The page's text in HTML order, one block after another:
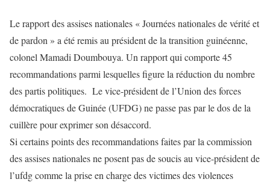
Le rapport des assises nationales « Journées nationales de vérité et
de pardon » a été remis au président de la transition guinéenne,
colonel Mamadi Doumbouya. Un rapport qui comporte 45
recommandations parmi lesquelles figure la réduction du nombre
des partis politiques. Le vice-président de l’Union des forces
démocratiques de Guinée (UFDG) ne passe pas par le dos de la
cuillère pour exprimer son désaccord.
Si certains points des recommandations faites par la commission
des assises nationales ne posent pas de soucis au vice-président de
l’ufdg comme la prise en charge des victimes des violences